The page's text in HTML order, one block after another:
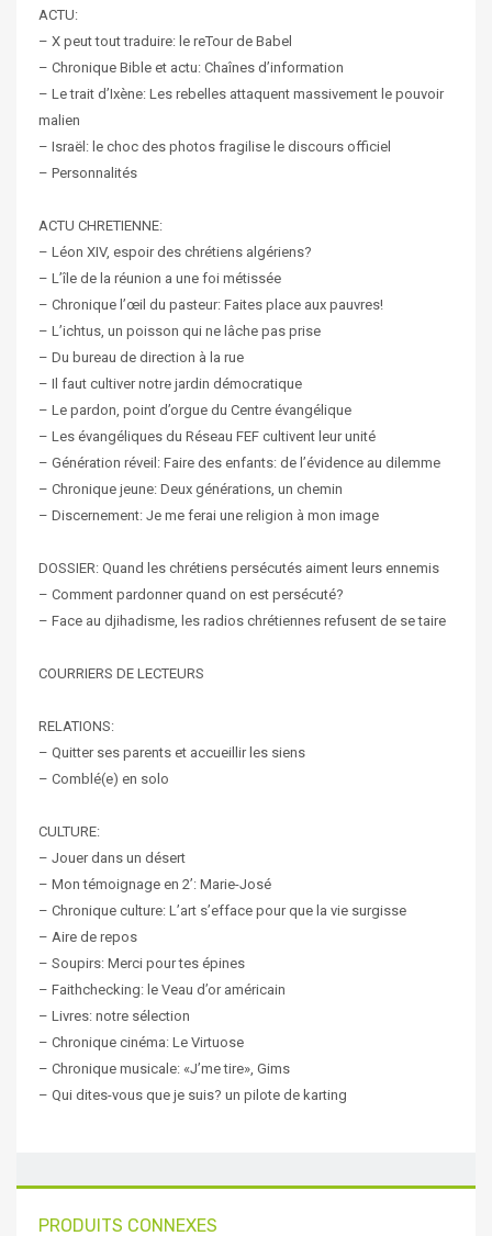
ACTU:
– X peut tout traduire: le reTour de Babel
– Chronique Bible et actu: Chaînes d’information
– Le trait d’Ixène: Les rebelles attaquent massivement le pouvoir
malien
– Israël: le choc des photos fragilise le discours officiel
– Personnalités
ACTU CHRETIENNE:
– Léon XIV, espoir des chrétiens algériens?
– L’île de la réunion a une foi métissée
– Chronique l’œil du pasteur: Faites place aux pauvres!
– L’ichtus, un poisson qui ne lâche pas prise
– Du bureau de direction à la rue
– Il faut cultiver notre jardin démocratique
– Le pardon, point d’orgue du Centre évangélique
– Les évangéliques du Réseau FEF cultivent leur unité
– Génération réveil: Faire des enfants: de l’évidence au dilemme
– Chronique jeune: Deux générations, un chemin
– Discernement: Je me ferai une religion à mon image
DOSSIER: Quand les chrétiens persécutés aiment leurs ennemis
– Comment pardonner quand on est persécuté?
– Face au djihadisme, les radios chrétiennes refusent de se taire
COURRIERS DE LECTEURS
RELATIONS:
– Quitter ses parents et accueillir les siens
– Comblé(e) en solo
CULTURE:
– Jouer dans un désert
– Mon témoignage en 2’: Marie-José
– Chronique culture: L’art s’efface pour que la vie surgisse
– Aire de repos
– Soupirs: Merci pour tes épines
– Faithchecking: le Veau d’or américain
– Livres: notre sélection
– Chronique cinéma: Le Virtuose
– Chronique musicale: «J’me tire», Gims
– Qui dites-vous que je suis? un pilote de karting
PRODUITS CONNEXES